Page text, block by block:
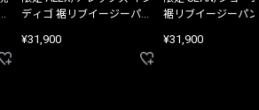
ディゴ 裾リブイージーパン
¥31,900
裾リブイージーパ
¥31,900